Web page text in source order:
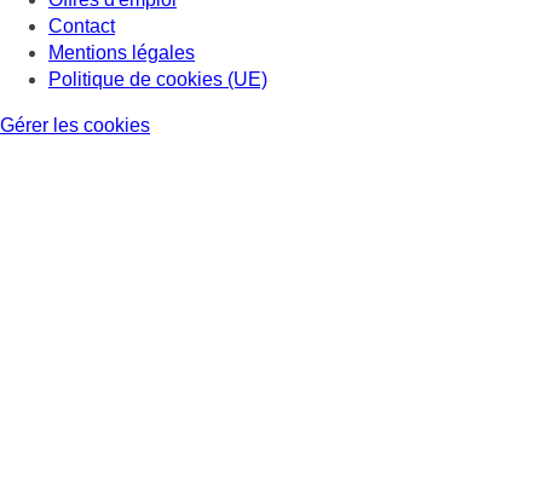
Contact
Mentions légales
Politique de cookies (UE)
Gérer les cookies